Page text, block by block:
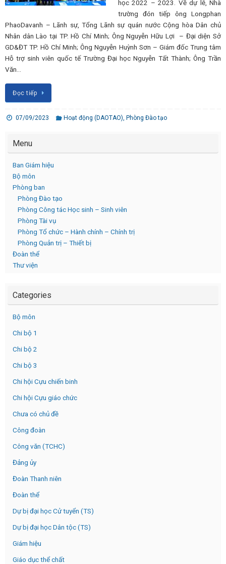
học 2022 – 2023. Về dự lễ, Nhà
trường đón tiếp ông Longphan
PhaoDavanh – Lãnh sự, Tổng Lãnh sự quán nước Cộng hòa Dân chủ
Nhân dân Lào tại TP. Hồ Chí Minh; Ông Nguyễn Hữu Lợi – Đại diện Sở
GD&ĐT TP. Hồ Chí Minh; Ông Nguyễn Huỳnh Sơn – Giám đốc Trung tâm
Hỗ trợ sinh viên quốc tế Trường Đại học Nguyễn Tất Thành; Ông Trần
Văn…
Đọc tiếp
07/09/2023 Hoạt động (DAOTAO) ,Phòng Đào tạo
Menu
Ban Giám hiệu
Bộ môn
Phòng ban
Phòng Đào tạo
Phòng Công tác Học sinh – Sinh viên
Phòng Tài vụ
Phòng Tổ chức – Hành chính – Chính trị
Phòng Quản trị – Thiết bị
Đoàn thể
Thư viện
Categories
Bộ môn
Chi bộ 1
Chi bộ 2
Chi bộ 3
Chi hội Cựu chiến binh
Chi hội Cựu giáo chức
Chưa có chủ đề
Công đoàn
Công văn (TCHC)
Đảng ủy
Đoàn Thanh niên
Đoàn thể
Dự bị đại học Cử tuyển (TS)
Dự bị đại học Dân tộc (TS)
Giám hiệu
Giáo dục thể chất